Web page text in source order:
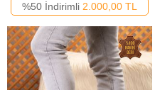
%50 İndirimli 2.000,00 TL